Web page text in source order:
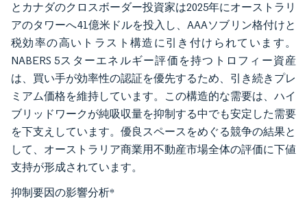
とカナダのクロスボーダー投資家は2025年にオーストラリ
アのタワーへ41億米ドルを投入し、AAAソブリン格付けと
税効率の高いトラスト構造に引き付けられています。
NABERS 5スターエネルギー評価を持つトロフィー資産
は、買い手が効率性の認証を優先するため、引き続きプレ
ミアム価格を維持しています。この構造的な需要は、ハイ
ブリッドワークが純吸収量を抑制する中でも安定した需要
を下支えしています。優良スペースをめぐる競争の結果と
して、オーストラリア商業用不動産市場全体の評価に下値
支持が形成されています。
抑制要因の影響分析*